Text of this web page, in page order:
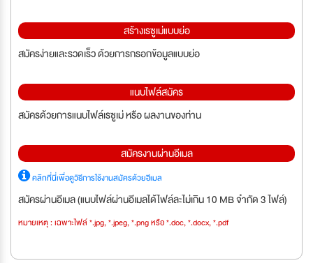
สร้างเรซูเม่แบบย่อ
สมัครง่ายและรวดเร็ว ด้วยการกรอกข้อมูลแบบย่อ
แนบไฟล์สมัคร
สมัครด้วยการแนบไฟล์เรซูเม่ หรือ ผลงานของท่าน
สมัครงานผ่านอีเมล
คลิกที่นี่เพื่อดูวิธีการใช้งานสมัครด้วยอีเมล
สมัครผ่านอีเมล (แนบไฟล์ผ่านอีเมลได้ไฟล์ละไม่เกิน 10 MB จำกัด 3 ไฟล์)
หมายเหตุ : เฉพาะไฟล์ *.jpg, *.jpeg, *.png หรือ *.doc, *.docx, *.pdf